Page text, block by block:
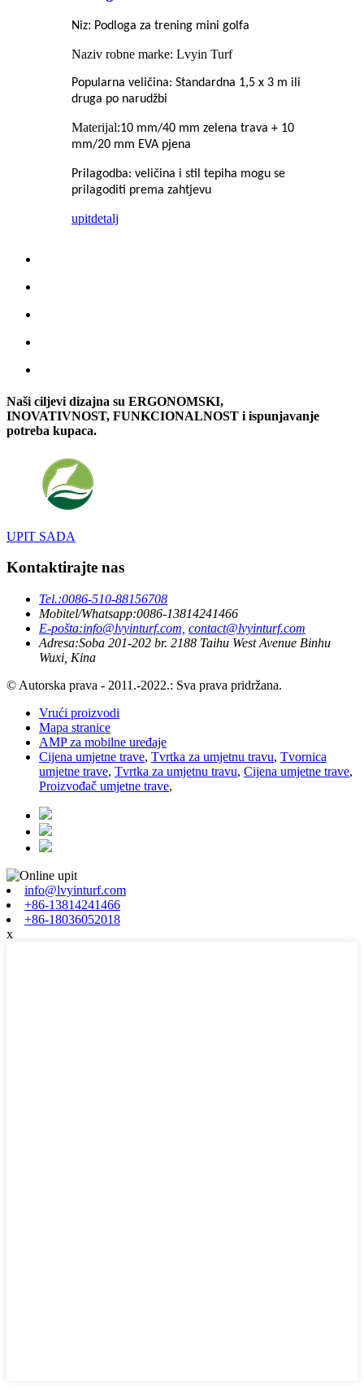
Niz: Podloga za trening mini golfa
Naziv robne marke: Lvyin Turf
Popularna veličina: Standardna 1,5 x 3 m ili
druga po narudžbi
Materijal:10 mm/40 mm zelena trava + 10
mm/20 mm EVA pjena
Prilagodba: veličina i stil tepiha mogu se
prilagoditi prema zahtjevu
upitdetalj
Naši ciljevi dizajna su ERGONOMSKI,
INOVATIVNOST, FUNKCIONALNOST i ispunjavanje
potreba kupaca.
UPIT SADA
Kontaktirajte nas
Tel.:0086-510-88156708
Mobitel/Whatsapp:0086-13814241466
E-pošta:info@lvyinturf.com, contact@lvyinturf.com
Adresa:Soba 201-202 br. 2188 Taihu West Avenue Binhu
Wuxi, Kina
© Autorska prava - 2011.-2022.: Sva prava pridržana.
Vrući proizvodi
Mapa stranice
AMP za mobilne uređaje
Cijena umjetne trave, Tvrtka za umjetnu travu, Tvornica
umjetne trave, Tvrtka za umjetnu travu, Cijena umjetne trave,
Proizvođač umjetne trave,
info@lvyinturf.com
+86-13814241466
+86-18036052018
x